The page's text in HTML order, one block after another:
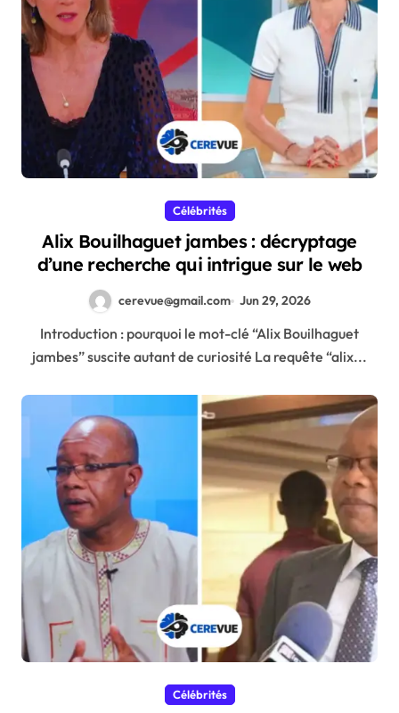
Célébrités
Alix Bouilhaguet jambes : décryptage
d’une recherche qui intrigue sur le web
cerevue@gmail.com Jun 29, 2026
Introduction : pourquoi le mot-clé “Alix Bouilhaguet
jambes” suscite autant de curiosité La requête “alix...
Célébrités